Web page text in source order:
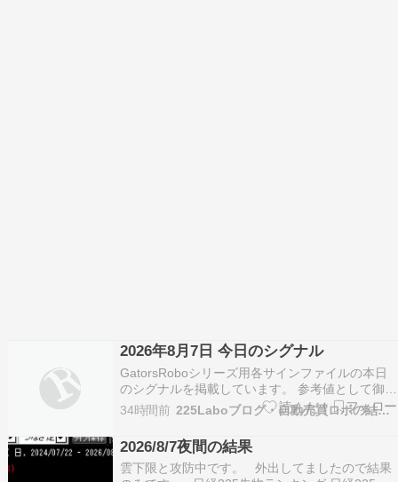
2026年8月7日 今日のシグナル
GatorsRoboシリーズ用各サインファイルの本日
のシグナルを掲載しています。 参考値として御覧
ください。 ■日経225自動売買プラットフォーム
GatorsRobo >>日中 ＊ND_Balanc … 続きを読む
34時間前 225Laboブログ・自動売買ロボの結果を発信
2026/8/7夜間の結果
雲下限と攻防中です。 外出してましたので結果